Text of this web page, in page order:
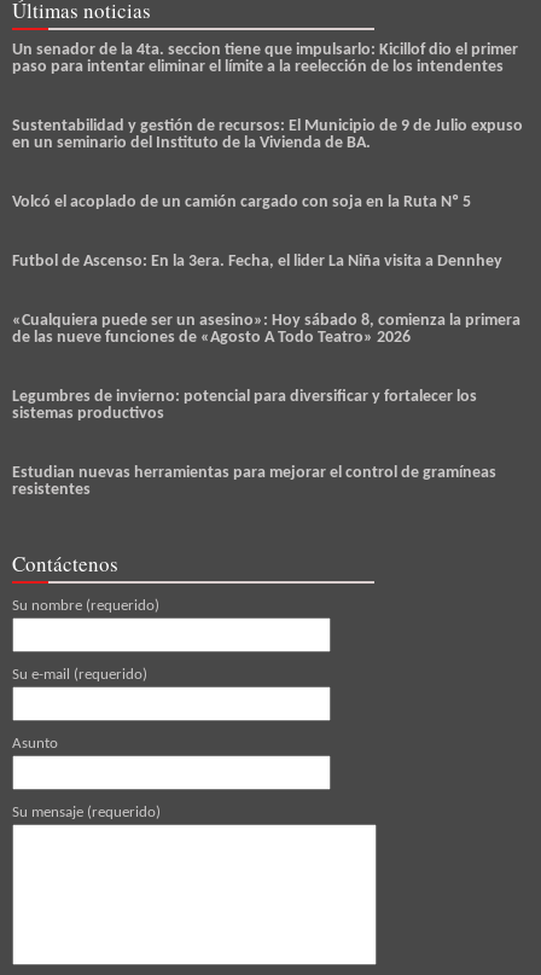
Últimas noticias
Un senador de la 4ta. seccion tiene que impulsarlo: Kicillof dio el primer
paso para intentar eliminar el límite a la reelección de los intendentes
Sustentabilidad y gestión de recursos: El Municipio de 9 de Julio expuso
en un seminario del Instituto de la Vivienda de BA.
Volcó el acoplado de un camión cargado con soja en la Ruta Nº 5
Futbol de Ascenso: En la 3era. Fecha, el lider La Niña visita a Dennhey
«Cualquiera puede ser un asesino»: Hoy sábado 8, comienza la primera
de las nueve funciones de «Agosto A Todo Teatro» 2026
Legumbres de invierno: potencial para diversificar y fortalecer los
sistemas productivos
Estudian nuevas herramientas para mejorar el control de gramíneas
resistentes
Contáctenos
Su nombre (requerido)
Su e-mail (requerido)
Asunto
Su mensaje (requerido)